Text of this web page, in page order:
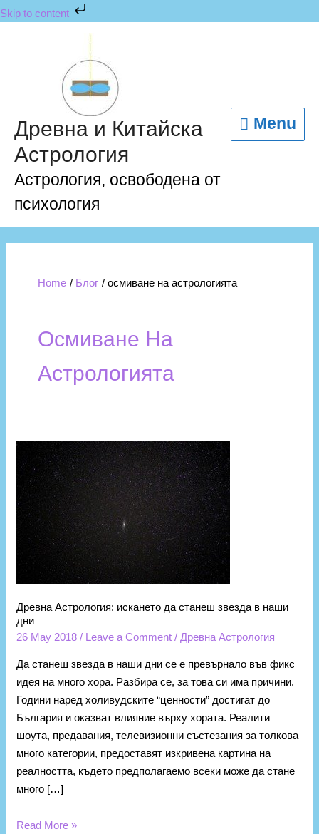
Skip to content
Skip
to
Древна и Китайска
Астрология
Астрология, освободена от
психология
Menu
Home Блог осмиване на астрологията
Осмиване На
Астрологията
Древна Астрология: искането да станеш звезда в наши
дни
26 May 2018/ Leave a Comment / Древна Астрология
Да станеш звезда в наши дни се е превърнало във фикс
идея на много хора. Разбира се, за това си има причини.
Години наред холивудските “ценности” достигат до
България и оказват влияние върху хората. Реалити
шоута, предавания, телевизионни състезания за толкова
много категории, предоставят изкривена картина на
реалността, където предполагаемо всеки може да стане
много […]
Древна
Астрология:
искането
да
станеш
звезда
наши
Read More »